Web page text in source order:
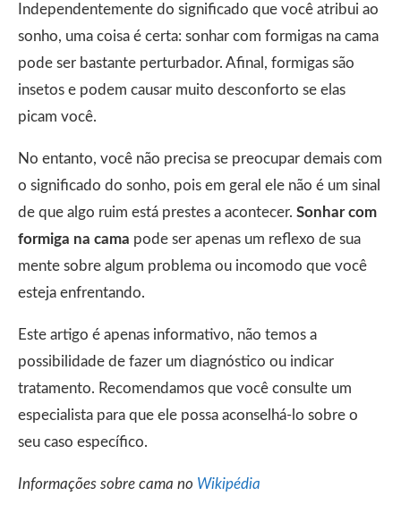
Independentemente do significado que você atribui ao
sonho, uma coisa é certa: sonhar com formigas na cama
pode ser bastante perturbador. Afinal, formigas são
insetos e podem causar muito desconforto se elas
picam você.
No entanto, você não precisa se preocupar demais com
o significado do sonho, pois em geral ele não é um sinal
de que algo ruim está prestes a acontecer. Sonhar com
formiga na cama pode ser apenas um reflexo de sua
mente sobre algum problema ou incomodo que você
esteja enfrentando.
Este artigo é apenas informativo, não temos a
possibilidade de fazer um diagnóstico ou indicar
tratamento. Recomendamos que você consulte um
especialista para que ele possa aconselhá-lo sobre o
seu caso específico.
Informações sobre cama no Wikipédia